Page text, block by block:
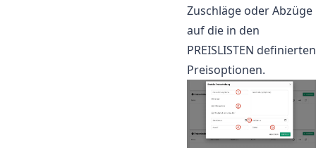
Zuschläge oder Abzüge
auf die in den
PREISLISTEN definierten
Preisoptionen.